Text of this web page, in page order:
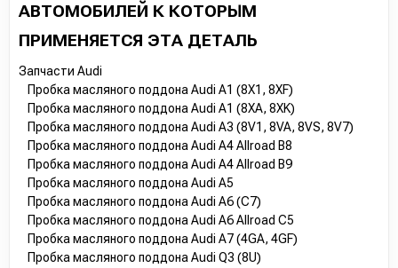
АВТОМОБИЛЕЙ К КОТОРЫМ
ПРИМЕНЯЕТСЯ ЭТА ДЕТАЛЬ
Запчасти Audi
Пробка масляного поддона Audi A1 (8X1, 8XF)
Пробка масляного поддона Audi A1 (8XA, 8XK)
Пробка масляного поддона Audi A3 (8V1, 8VA, 8VS, 8V7)
Пробка масляного поддона Audi A4 Allroad B8
Пробка масляного поддона Audi A4 Allroad B9
Пробка масляного поддона Audi A5
Пробка масляного поддона Audi A6 (C7)
Пробка масляного поддона Audi A6 Allroad C5
Пробка масляного поддона Audi A7 (4GA, 4GF)
Пробка масляного поддона Audi Q3 (8U)